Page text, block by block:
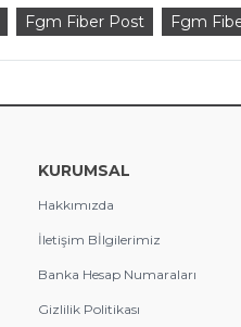
Fgm Fiber Post Fgm
KURUMSAL
Hakkımızda
İletişim Bİlgilerimiz
Banka Hesap Numaraları
Gizlilik Politikası